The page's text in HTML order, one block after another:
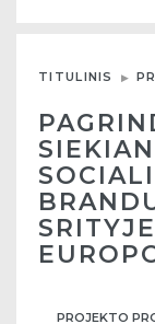
TITULINIS
PROJEKTO